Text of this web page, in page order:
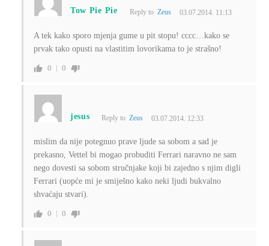
Tow Pie Pie Reply to Zeus 03.07.2014. 11:13
A tek kako sporo mjenja gume u pit stopu! cccc…kako se
prvak tako opusti na vlastitim lovorikama to je strašno!
0 0
jesus Reply toZeus 03.07.2014. 12:33
mislim da nije potegnuo prave ljude sa sobom a sad je
prekasno, Vettel bi mogao probuditi Ferrari naravno ne sam
nego dovesti sa sobom stručnjake koji bi zajedno s njim digli
Ferrari (uopće mi je smiješno kako neki ljudi bukvalno
shvaćaju stvari).
0 0